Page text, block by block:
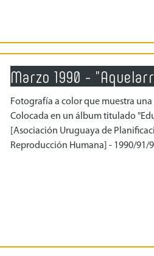
Marzo 1990 -
Fotografía a color que muestra
Colocada en un álbum titulado
[Asociación Uruguaya de
Reproducción Humana] - 1990/91/